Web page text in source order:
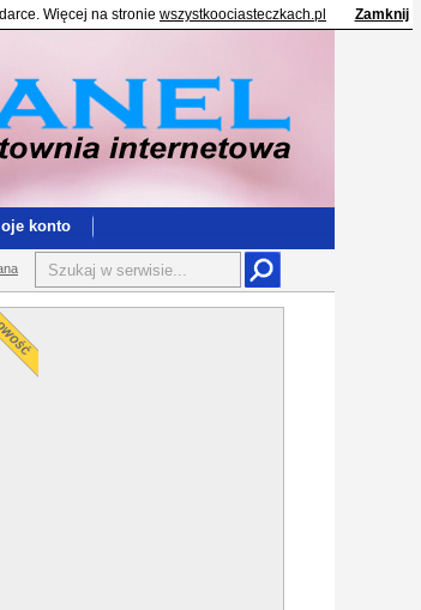
Więcej na stronie wszystkoociasteczkach.pl Zamknij
konto